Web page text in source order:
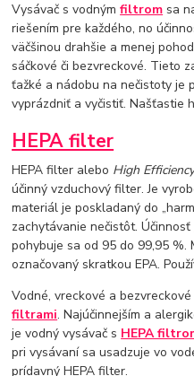
Vysávač s vodnýmfiltrom sa
riešením pre každého, no
väčšinou drahšie a menej
sáčkové či bezvreckové. Tieto
ťažké a nádobu na nečistoty je
vyprázdniť a vyčistiť. Našťastie
HEPA filter
HEPA filter alebo High
účinný vzduchový filter. Je
materiál je poskladaný do
zachytávanie nečistôt. Účinnosť
pohybuje sa od 95 do 99,95 %.
označovaný skratkou EPA.
Vodné, vreckové a
filtrami. Najúčinnejším a
je vodný vysávač s HEPA
pri vysávaní sa usadzuje vo
prídavný HEPA filter.